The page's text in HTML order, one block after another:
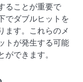
ることが重要で
でダブルヒットを
ます。これらのメ
トが発生する可能
できます。